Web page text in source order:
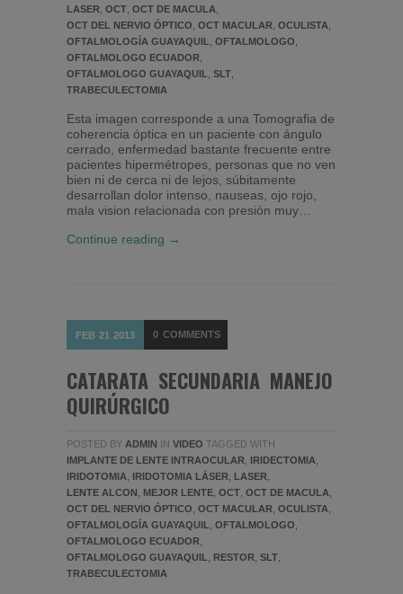
LASER OCT OCT DE MACULA
OCT DEL NERVIO ÓPTICO OCT MACULAR OCULISTA
OFTALMOLOGÍA GUAYAQUIL
OFTALMOLOGO
OFTALMOLOGO ECUADOR
OFTALMOLOGO GUAYAQUIL
SLT
TRABECULECTOMIA
Esta imagen corresponde a una Tomografia de
coherencia óptica en un paciente con ángulo
cerrado, enfermedad bastante frecuente entre
pacientes hipermétropes, personas que no ven
bien ni de cerca ni de lejos, súbitamente
desarrollan dolor intenso, nauseas, ojo rojo,
mala vision relacionada con presión muy…
Continue reading →
FEB 21 2013 0 COMMENTS
CATARATA SECUNDARIA MANEJO
QUIRÚRGICO
POSTED BY ADMIN IN VIDEO TAGGED WITH
IMPLANTE DE LENTE INTRAOCULAR
IRIDECTOMIA
IRIDOTOMIA
IRIDOTOMIA LÁSER LASER
LENTE ALCON
MEJOR LENTE OCT OCT DE MACULA
OCT DEL NERVIO ÓPTICO OCT MACULAR OCULISTA
OFTALMOLOGÍA GUAYAQUIL
OFTALMOLOGO
OFTALMOLOGO ECUADOR
OFTALMOLOGO GUAYAQUIL
RESTOR SLT
TRABECULECTOMIA